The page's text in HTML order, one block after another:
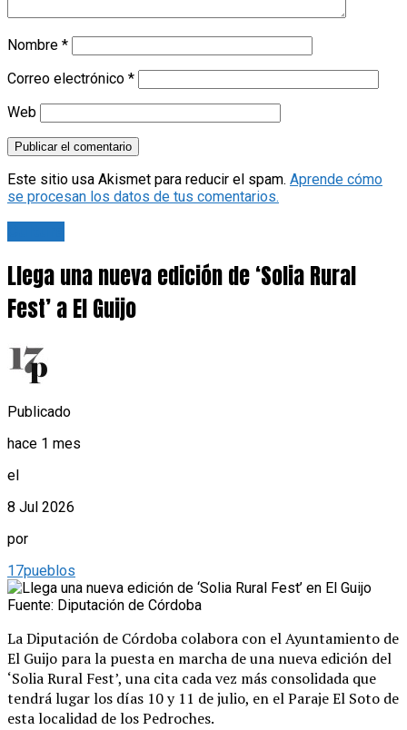
Nombre *
Correo electrónico *
Web
Este sitio usa Akismet para reducir el spam. Aprende cómo
se procesan los datos de tus comentarios.
Llega una nueva edición de ‘Solia Rural
Fest’ a El Guijo
Publicado
hace 1 mes
el
8 Jul 2026
por
17pueblos
Fuente: Diputación de Córdoba
La Diputación de Córdoba colabora con el Ayuntamiento de
El Guijo para la puesta en marcha de una nueva edición del
‘Solia Rural Fest’, una cita cada vez más consolidada que
tendrá lugar los días 10 y 11 de julio, en el Paraje El Soto de
esta localidad de los Pedroches.